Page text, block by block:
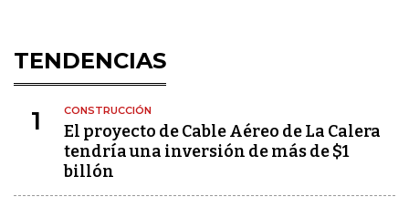
TENDENCIAS
1 CONSTRUCCIÓN
El proyecto de Cable Aéreo de La Calera
tendría una inversión de más de $1
billón